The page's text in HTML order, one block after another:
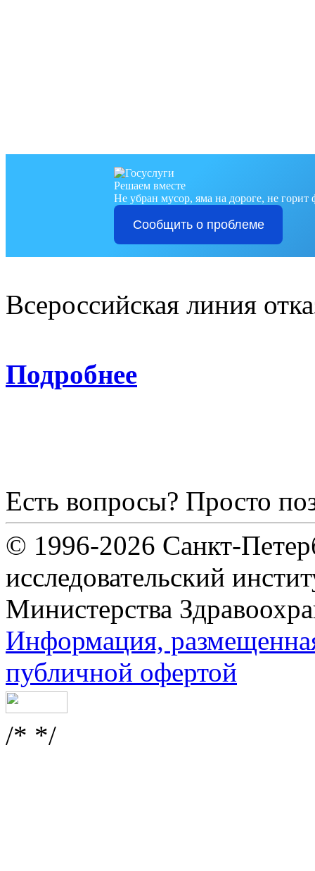
Решаем вместе
Не убран мусор, яма на дороге, не горит
Сообщить о проблеме
Всероссийская линия
Подробнее
Есть вопросы? Просто
© 1996-2026 Санкт-
исследовательский
Министерства
Информация,
публичной офертой
/* */